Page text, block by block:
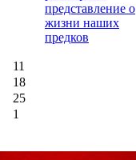
представление о
жизни наших
предков
11
18
25
1